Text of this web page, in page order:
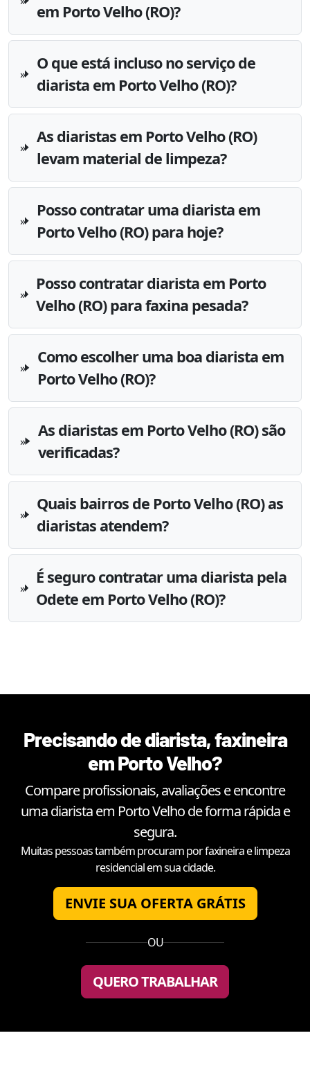
em Porto Velho (RO)?
O que está incluso no serviço de
diarista em Porto Velho (RO)?
As diaristas em Porto Velho (RO)
levam material de limpeza?
Posso contratar uma diarista em
Porto Velho (RO) para hoje?
Posso contratar diarista em Porto
Velho (RO) para faxina pesada?
Como escolher uma boa diarista em
Porto Velho (RO)?
As diaristas em Porto Velho (RO) são
verificadas?
Quais bairros de Porto Velho (RO) as
diaristas atendem?
É seguro contratar uma diarista pela
Odete em Porto Velho (RO)?
Precisando de diarista, faxineira
emPorto Velho?
Compare profissionais, avaliações e encontre
uma diarista em Porto Velhode forma rápida e
segura.
Muitas pessoas também procuram por faxineira e limpeza
residencial em sua cidade.
ENVIE SUA OFERTA GRÁTIS
OU
QUERO TRABALHAR